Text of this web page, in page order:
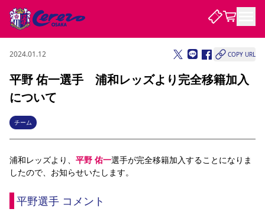
試合・チーム
試合について
試合日程 / 結果
チームについて
選手・スタッフ スケジュール メディア情報 アクセス レディース
アカデミー ハナサカプレーヤー
観戦する
チケット
チケット情報 販売スケジュール 価格・席種 購入方法
シーズンシート
法人シーズンシート
特定興行入場券
譲渡サービス リセールサービス
観戦ガイド
クラブを知る
セレッソ大阪について
クラブ紹介 沿革 シーズン記録
ファンクラブ
2024.01.12 COPY URL
平野 佑一選手 浦和レッズより完全移籍加入
について
チーム
浦和レッズより、 平野 佑一選手が完全移籍加入することになりま
したので、お知らせいたします。
平野選手 コメント